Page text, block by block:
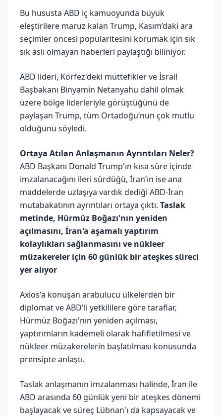
Bu hususta ABD iç kamuoyunda büyük
eleştirilere maruz kalan Trump, Kasım’daki ara
seçimler öncesi popülaritesini korumak için sık
sık aslı olmayan haberleri paylaştığı biliniyor.
ABD lideri, Körfez'deki müttefikler ve İsrail
Başbakanı Binyamin Netanyahu dahil olmak
üzere bölge liderleriyle görüştüğünü de
paylaşan Trump, tüm Ortadoğu’nun çok mutlu
olduğunu söyledi.
Ortaya Atılan Anlaşmanın Ayrıntıları Neler?
ABD Başkanı Donald Trump'ın kısa süre içinde
imzalanacağını ileri sürdüğü, İran’ın ise ana
maddelerde uzlaşıya vardık dediği ABD-İran
mutabakatının ayrıntıları ortaya çıktı. Taslak
metinde, Hürmüz Boğazı'nın yeniden
açılmasını, İran'a aşamalı yaptırım
kolaylıkları sağlanmasını ve nükleer
müzakereler için 60 günlük bir ateşkes süreci
yer alıyor
Axios'a konuşan arabulucu ülkelerden bir
diplomat ve ABD'li yetkililere göre taraflar,
Hürmüz Boğazı'nın yeniden açılması,
yaptırımların kademeli olarak hafifletilmesi ve
nükleer müzakerelerin başlatılması konusunda
prensipte anlaştı.
Taslak anlaşmanın imzalanması halinde, İran ile
ABD arasında 60 günlük yeni bir ateşkes dönemi
başlayacak ve süreç Lübnan'ı da kapsayacak ve